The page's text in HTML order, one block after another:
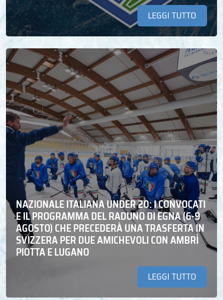
LEGGI TUTTO
NAZIONALE ITALIANA UNDER 20: I CONVOCATI
E IL PROGRAMMA DEL RADUNO DI EGNA (6-9
AGOSTO) CHE PRECEDERÀ UNA TRASFERTA IN
SVIZZERA PER DUE AMICHEVOLI CON AMBRÌ
PIOTTA E LUGANO
LEGGI TUTTO